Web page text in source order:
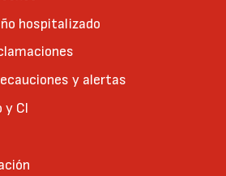
hospitalizado
y alertas
y CI